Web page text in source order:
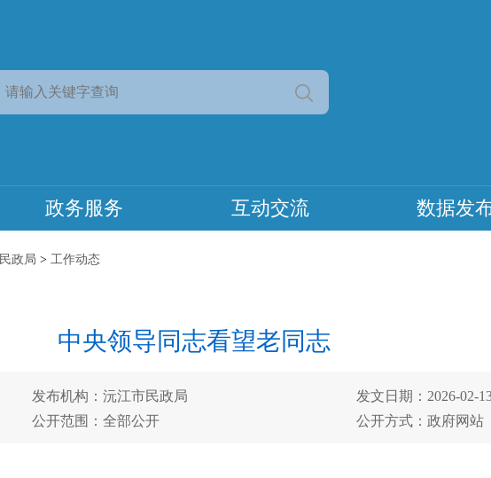
政务服务 互动交流 数据发
民政局 > 工作动态
中央领导同志看望老同志
发布机构：沅江市民政局
发文日期：2026-02-
公开范围：全部公开 公开方式：政府网站